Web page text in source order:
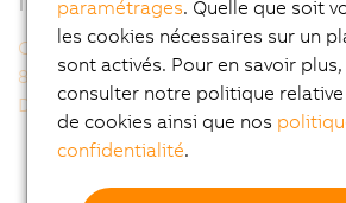
Configurateur CAO
8WS - Données générales sur les
Détermination de la référence de
paramétrages. Quelle que soit
les cookies nécessaires sur un
sont activés. Pour en savoir plus,
consulter notre politique relative
de cookies ainsi que nos
confidentialité.